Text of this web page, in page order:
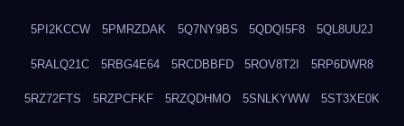
5PI2KCCW 5PMRZDAK 5Q7NY9BS 5QDQI5F8 5QL8UU2J
5RALQ21C 5RBG4E64 5RCDBBFD 5ROV8T2I 5RP6DWR8
5RZ72FTS 5RZPCFKF 5RZQDHMO 5SNLKYWW 5ST3XE0K